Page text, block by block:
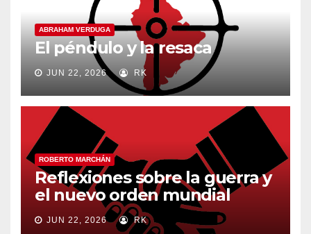
ABRAHAM VERDUGA
El péndulo y la resaca
JUN 22, 2026 RK
ROBERTO MARCHÁN
Reflexiones sobre la guerra y
el nuevo orden mundial
JUN 22, 2026 RK